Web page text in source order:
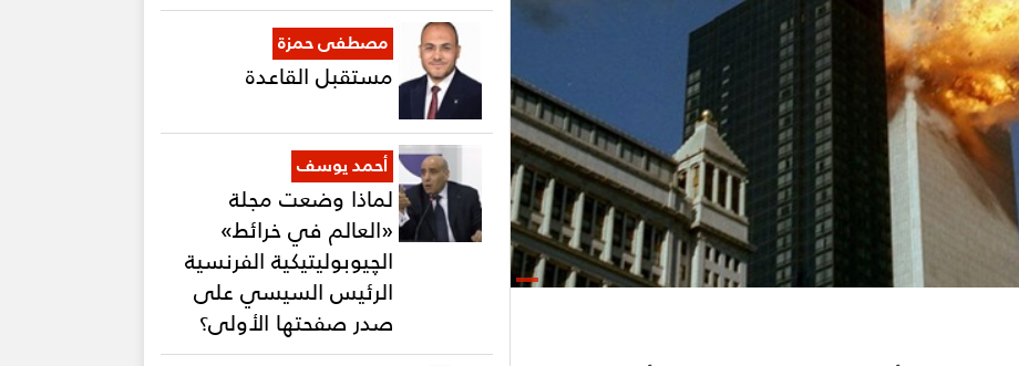
مصطفى حمزة
مستقبل القاعدة
أحمد يوسف
لماذا وضعت مجلة
«العالم في خرائط»
الچيوبوليتيكية الفرنسية
الرئيس السيسي على
صدر صفحتها الأولى؟